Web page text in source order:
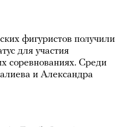
фигуристов получили
для участия
соревнованиях. Среди
и Александра